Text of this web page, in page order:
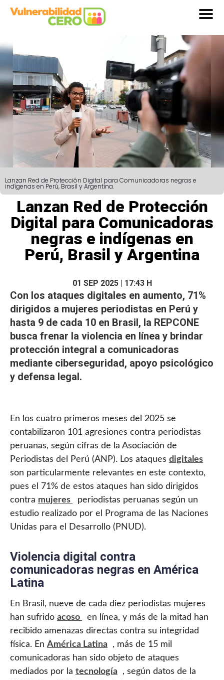
Lanzan Red de Protección Digital para Comunicadoras negras e
indígenas en Perú, Brasil y Argentina.
Lanzan Red de Protección
Digital para Comunicadoras
negras e indígenas en
Perú, Brasil y Argentina
01 SEP 2025 | 17:43 H
Con los ataques digitales en aumento, 71%
dirigidos a mujeres periodistas en Perú y
hasta 9 de cada 10 en Brasil, la REPCONE
busca frenar la violencia en línea y brindar
protección integral a comunicadoras
mediante ciberseguridad, apoyo psicológico
y defensa legal.
En los cuatro primeros meses del 2025 se
contabilizaron 101 agresiones contra periodistas
peruanas, según cifras de la Asociación de
Periodistas del Perú (ANP). Los ataques digitales
son particularmente relevantes en este contexto,
pues el 71% de estos ataques han sido dirigidos
contra mujeres
periodistas peruanas según un
estudio realizado por el Programa de las Naciones
Unidas para el Desarrollo (PNUD).
Violencia digital contra
comunicadoras negras en América
Latina
En Brasil, nueve de cada diez periodistas mujeres
han sufrido acoso
en línea, y más de la mitad han
recibido amenazas directas contra su integridad
física. En América Latina
, más de 15 mil
comunicadoras han sido objeto de ataques
mediados por la tecnología
, según datos de la